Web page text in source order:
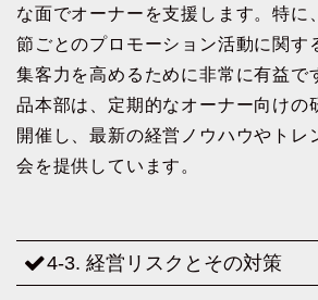
な面でオーナーを支援します。特に
節ごとのプロモーション活動に関す
集客力を高めるために非常に有益で
品本部は、定期的なオーナー向けの
開催し、最新の経営ノウハウやトレ
会を提供しています。
4-3. 経営リスクとその対策